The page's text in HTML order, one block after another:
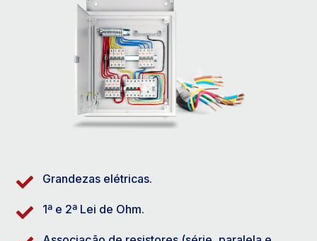
Grandezas elétricas.
1ª e 2ª Lei de Ohm.